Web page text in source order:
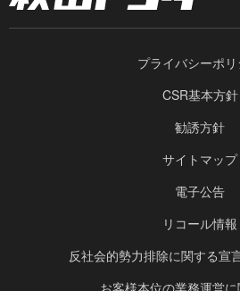
プライバシーポ
CSR基本方針
勧誘方針
サイトマップ
電子公告
リコール情報
反社会的勢力排除に関する宣
お客様本位の業務運営